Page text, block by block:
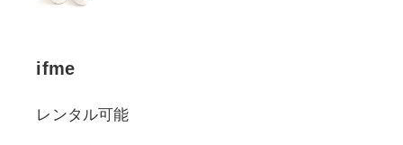
ifme
レンタル可能